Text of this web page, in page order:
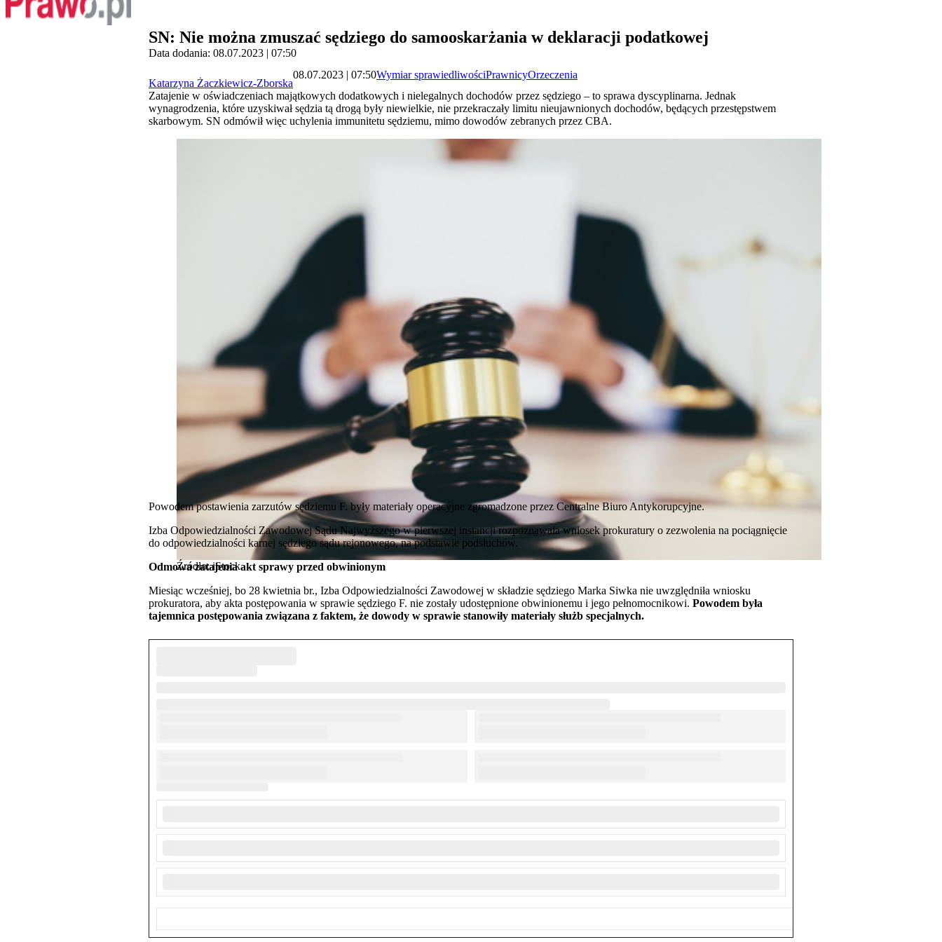
SN: Nie można zmuszać sędziego do samooskarżania w deklaracji podatkowej
Data dodania: 08.07.2023 | 07:50
Katarzyna Żaczkiewicz-Zborska
08.07.2023 | 07:50Wymiar sprawiedliwościPrawnicyOrzeczenia
Zatajenie w oświadczeniach majątkowych dodatkowych i nielegalnych dochodów przez sędziego – to sprawa dyscyplinarna. Jednak
wynagrodzenia, które uzyskiwał sędzia tą drogą były niewielkie, nie przekraczały limitu nieujawnionych dochodów, będących przestępstwem
skarbowym. SN odmówił więc uchylenia immunitetu sędziemu, mimo dowodów zebranych przez CBA.
Źródło: iStock
Powodem postawienia zarzutów sędziemu F. były materiały operacyjne zgromadzone przez Centralne Biuro Antykorupcyjne.
Izba Odpowiedzialności Zawodowej Sądu Najwyższego w pierwszej instancji rozpoznawała wniosek prokuratury o zezwolenia na pociągnięcie
do odpowiedzialności karnej sędziego sądu rejonowego, na podstawie podsłuchów.
Odmowa zatajenia akt sprawy przed obwinionym
Miesiąc wcześniej, bo 28 kwietnia br., Izba Odpowiedzialności Zawodowej w składzie sędziego Marka Siwka nie uwzględniła wniosku
prokuratora, aby akta postępowania w sprawie sędziego F. nie zostały udostępnione obwinionemu i jego pełnomocnikowi. Powodem była
tajemnica postępowania związana z faktem, że dowody w sprawie stanowiły materiały służb specjalnych.